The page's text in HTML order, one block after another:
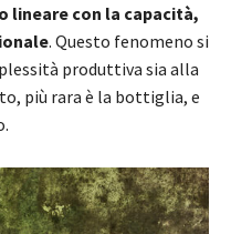
lineare con la capacità,
. Questo fenomeno si
produttiva sia alla
più rara è la bottiglia, e